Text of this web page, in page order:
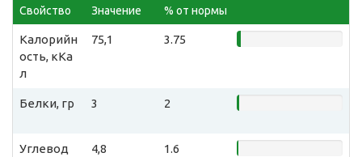
Свойство Значение % от нормы
Калорийн
ость, кКа
л
75,1 3.75
Белки, гр 3 2
Углевод
4,8 1.6